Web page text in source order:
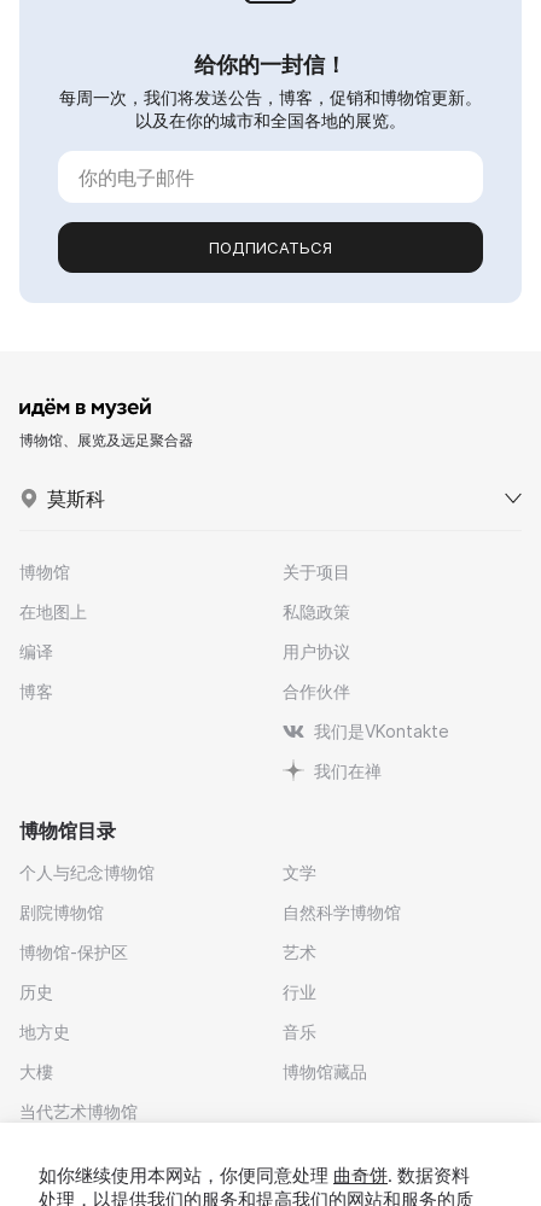
给你的一封信！
每周一次，我们将发送公告，博客，促销和博物馆更新。
以及在你的城市和全国各地的展览。
ПОДПИСАТЬСЯ
博物馆、展览及远足聚合器
莫斯科
博物馆
在地图上
编译
博客
关于项目
私隐政策
用户协议
合作伙伴
我们是VKontakte
我们在禅
博物馆目录
个人与纪念博物馆
剧院博物馆
博物馆-保护区
历史
地方史
大樓
当代艺术博物馆
文学
自然科学博物馆
艺术
行业
音乐
博物馆藏品
如你继续使用本网站，你便同意处理 曲奇饼. 数据资料
处理，以提供我们的服务和提高我们的网站和服务的质